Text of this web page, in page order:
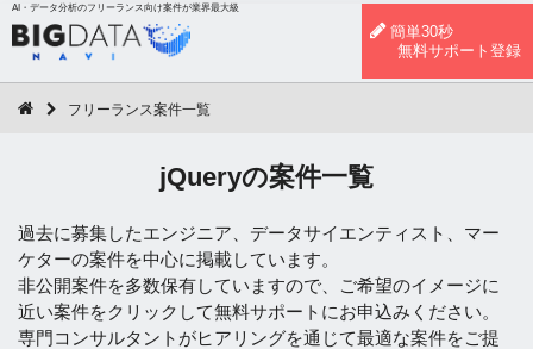
AI・データ分析のフリーランス向け案件が業界最大級
簡単30秒
無料サポート登録
フリーランス案件一覧
jQueryの案件一覧
過去に募集したエンジニア、データサイエンティスト、マー
ケターの案件を中心に掲載しています。
非公開案件を多数保有していますので、ご希望のイメージに
近い案件をクリックして無料サポートにお申込みください。
専門コンサルタントがヒアリングを通じて最適な案件をご提